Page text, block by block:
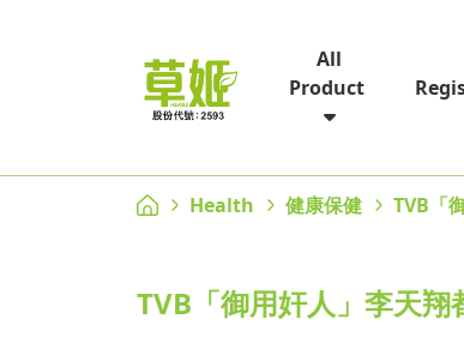
All
Product
Health 健康保健 TVB「
TVB「御用奸人」李天